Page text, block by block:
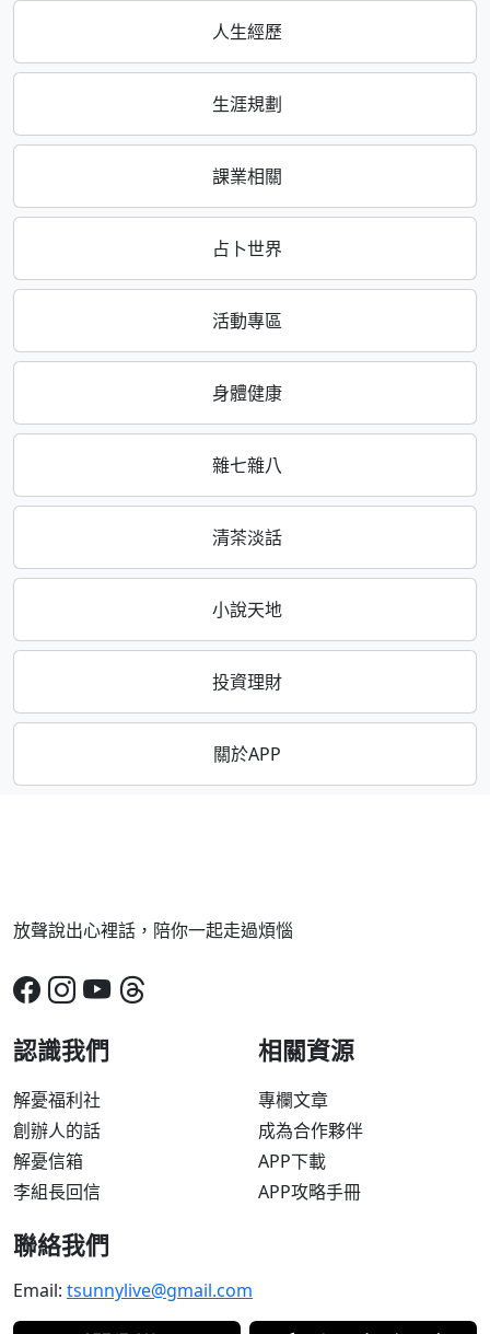
人生經歷
生涯規劃
課業相關
占卜世界
活動專區
身體健康
雜七雜八
清茶淡話
小說天地
投資理財
關於APP
放聲說出心裡話，陪你一起走過煩惱
認識我們
解憂福利社
創辦人的話
解憂信箱
李組長回信
相關資源
專欄文章
成為合作夥伴
APP下載
APP攻略手冊
聯絡我們
Email: tsunnylive@gmail.com